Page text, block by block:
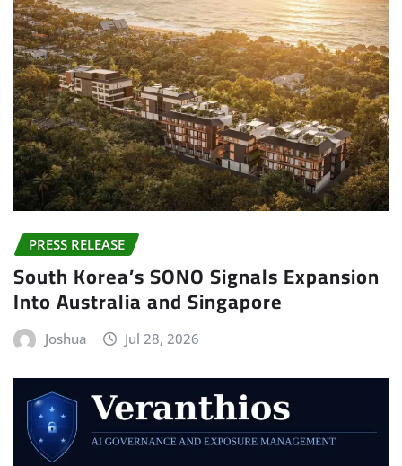
PRESS RELEASE
South Korea’s SONO Signals Expansion
Into Australia and Singapore
Joshua Jul 28, 2026